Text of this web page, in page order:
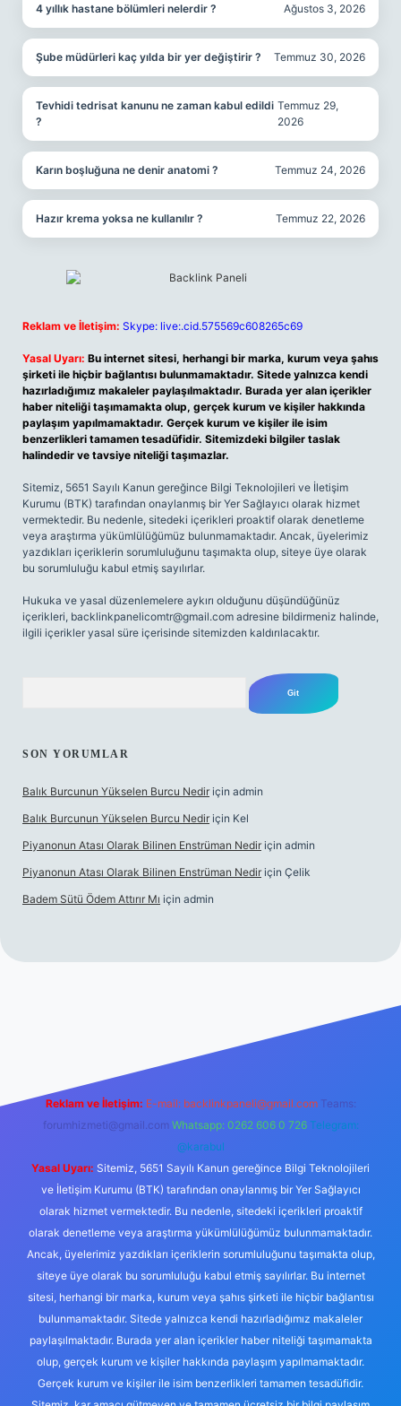
4 yıllık hastane bölümleri nelerdir ? Ağustos 3, 2026
Şube müdürleri kaç yılda bir yer değiştirir ? Temmuz 30, 2026
Tevhidi tedrisat kanunu ne zaman kabul edildi
?
Temmuz 29,
2026
Karın boşluğuna ne denir anatomi ? Temmuz 24, 2026
Hazır krema yoksa ne kullanılır ? Temmuz 22, 2026
Reklam ve İletişim: Skype: live:.cid.575569c608265c69
Yasal Uyarı: Bu internet sitesi, herhangi bir marka, kurum veya şahıs
şirketi ile hiçbir bağlantısı bulunmamaktadır. Sitede yalnızca kendi
hazırladığımız makaleler paylaşılmaktadır. Burada yer alan içerikler
haber niteliği taşımamakta olup, gerçek kurum ve kişiler hakkında
paylaşım yapılmamaktadır. Gerçek kurum ve kişiler ile isim
benzerlikleri tamamen tesadüfidir. Sitemizdeki bilgiler taslak
halindedir ve tavsiye niteliği taşımazlar.
Sitemiz, 5651 Sayılı Kanun gereğince Bilgi Teknolojileri ve İletişim
Kurumu (BTK) tarafından onaylanmış bir Yer Sağlayıcı olarak hizmet
vermektedir. Bu nedenle, sitedeki içerikleri proaktif olarak denetleme
veya araştırma yükümlülüğümüz bulunmamaktadır. Ancak, üyelerimiz
yazdıkları içeriklerin sorumluluğunu taşımakta olup, siteye üye olarak
bu sorumluluğu kabul etmiş sayılırlar.
Hukuka ve yasal düzenlemelere aykırı olduğunu düşündüğünüz
içerikleri, backlinkpanelicomtr@gmail.com adresine bildirmeniz halinde,
ilgili içerikler yasal süre içerisinde sitemizden kaldırılacaktır.
SON YORUMLAR
Balık Burcunun Yükselen Burcu Nedir için admin
Balık Burcunun Yükselen Burcu Nedir için Kel
Piyanonun Atası Olarak Bilinen Enstrüman Nedir için admin
Piyanonun Atası Olarak Bilinen Enstrüman Nedir için Çelik
Badem Sütü Ödem Attırır Mı için admin
Reklam ve İletişim: E-mail: backlinkpaneli@gmail.com Teams:
forumhizmeti@gmail.com Whatsapp: 0262 606 0 726 Telegram:
@karabul
Yasal Uyarı: Sitemiz, 5651 Sayılı Kanun gereğince Bilgi Teknolojileri
ve İletişim Kurumu (BTK) tarafından onaylanmış bir Yer Sağlayıcı
olarak hizmet vermektedir. Bu nedenle, sitedeki içerikleri proaktif
olarak denetleme veya araştırma yükümlülüğümüz bulunmamaktadır.
Ancak, üyelerimiz yazdıkları içeriklerin sorumluluğunu taşımakta olup,
siteye üye olarak bu sorumluluğu kabul etmiş sayılırlar. Bu internet
sitesi, herhangi bir marka, kurum veya şahıs şirketi ile hiçbir bağlantısı
bulunmamaktadır. Sitede yalnızca kendi hazırladığımız makaleler
paylaşılmaktadır. Burada yer alan içerikler haber niteliği taşımamakta
olup, gerçek kurum ve kişiler hakkında paylaşım yapılmamaktadır.
Gerçek kurum ve kişiler ile isim benzerlikleri tamamen tesadüfidir.